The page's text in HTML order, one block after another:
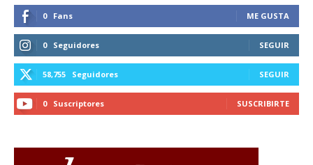
0 Fans ME GUSTA
0 Seguidores SEGUIR
58,755 Seguidores SEGUIR
0 Suscriptores SUSCRIBIRTE